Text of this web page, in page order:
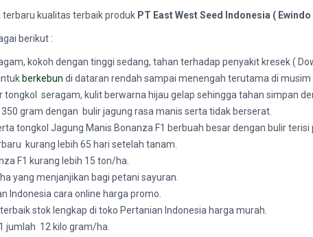
kualitas terbaik produk PT East West Seed Indonesia ( Ewindo
berikut :
kokoh dengan tinggi sedang, tahan terhadap penyakit kresek (
berkebun di dataran rendah sampai menengah terutama di musim
seragam, kulit berwarna hijau gelap sehingga tahan simpan
gram dengan bulir jagung rasa manis serta tidak berserat.
tongkol Jagung Manis Bonanza F1 berbuah besar dengan bulir terisi
kurang lebih 65 hari setelah tanam.
F1 kurang lebih 15 ton/ha.
yang menjanjikan bagi petani sayuran.
Indonesia cara online harga promo.
stok lengkap di toko Pertanian Indonesia harga murah.
jumlah 12 kilo gram/ha.